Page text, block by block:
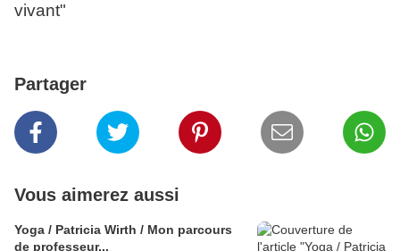
vivant"
Partager
Vous aimerez aussi
Yoga / Patricia Wirth / Mon parcours
de professeur...